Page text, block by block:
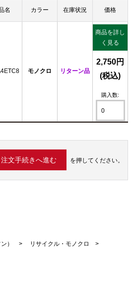
名 カラー 在庫状況 価格
モノクロ リターン品
商品を詳し
く見る
2,750円
(税込)
購入数:
を押してください。
） > リサイクル・モノクロ
>